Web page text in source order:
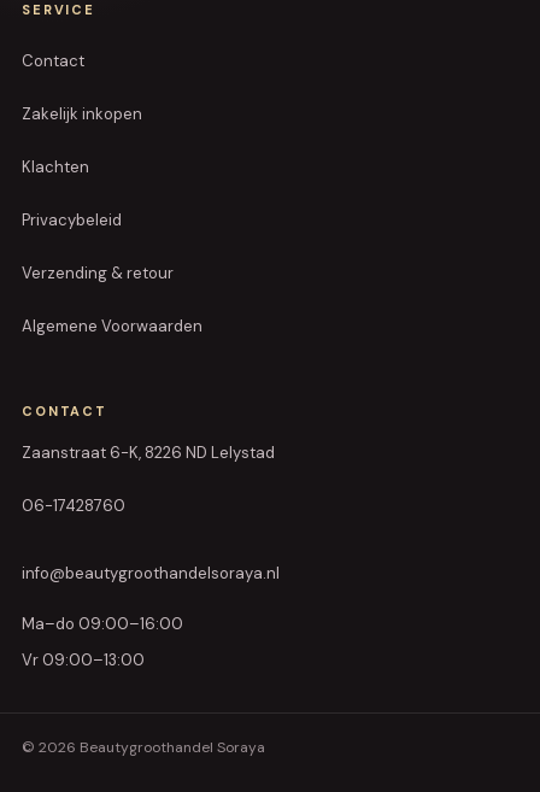
SERVICE
Contact
Zakelijk inkopen
Klachten
Privacybeleid
Verzending & retour
Algemene Voorwaarden
CONTACT
Zaanstraat 6-K, 8226 ND Lelystad
06-17428760
info@beautygroothandelsoraya.nl
Ma–do 09:00–16:00
Vr 09:00–13:00
© 2026 Beautygroothandel Soraya